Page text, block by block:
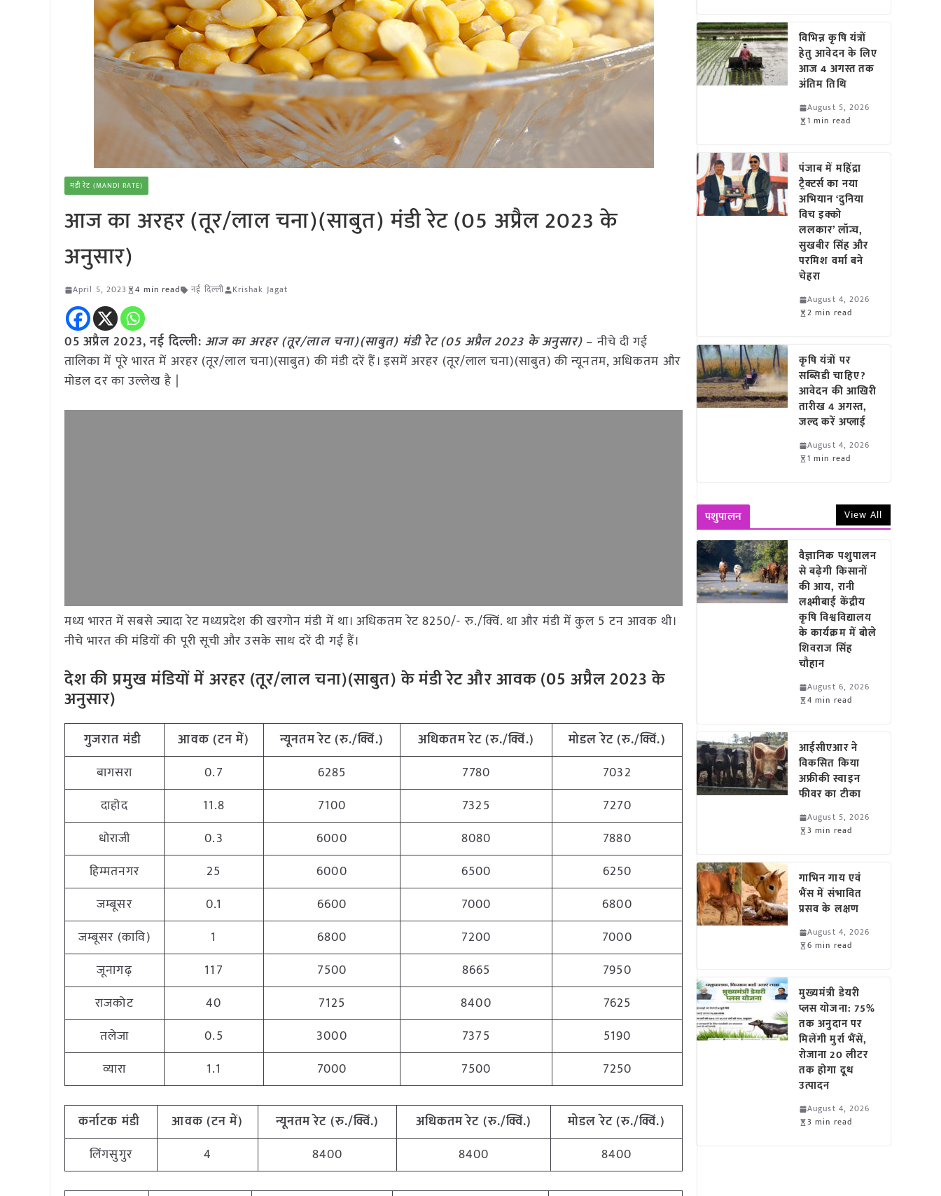
मंडी रेट (MANDI RATE)
आज का अरहर (तूर/लाल चना)(साबुत) मंडी रेट (05 अप्रैल 2023 के
अनुसार)
April 5, 2023 4 min read नई दिल्ली Krishak Jagat
05 अप्रैल 2023, नई दिल्ली: आज का अरहर (तूर/लाल चना)(साबुत) मंडी रेट (05 अप्रैल2023 के अनुसार) – नीचे दी गई
तालिका में पूरे भारत में अरहर (तूर/लाल चना)(साबुत) की मंडी दरें हैं। इसमें अरहर (तूर/लाल चना)(साबुत) की न्यूनतम, अधिकतम और
मोडल दर का उल्लेख है |
मध्य भारत में सबसे ज्यादा रेट मध्यप्रदेश की खरगोन मंडी में था। अधिकतम रेट 8250/- रु./क्विं. था और मंडी में कुल 5 टन आवक थी।
नीचे भारत की मंडियों की पूरी सूची और उसके साथ दरें दी गई हैं।
देश की प्रमुख मंडियों में अरहर (तूर/लाल चना)(साबुत) के मंडी रेट और आवक (05 अप्रैल 2023 के
अनुसार)
गुजरातमंडी आवक (टन में) न्यूनतमरेट (रु./क्विं.) अधिकतमरेट (रु./क्विं.) मोडल रेट(रु./क्विं.)
बागसरा
0.7 6285 7780
7032
दाहोद
11.8 7100 7325
7270
धोराजी
0.3 6000 8080
7880
हिम्मतनगर
25 6000 6500
6250
जम्बूसर
0.1 6600 7000
6800
जम्बूसर (कावि)
1 6800 7200
7000
जूनागढ़
117 7500 8665
7950
राजकोट
40 7125 8400
7625
तलेजा
0.5 3000 7375
5190
व्यारा
1.1 7000 7500 7250
कर्नाटकमंडी आवक (टन में) न्यूनतमरेट (रु./क्विं.) अधिकतमरेट (रु./क्विं.) मोडल रेट(रु./क्विं.)
लिंगसुगुर
4 8400 8400 8400
विभिन्न कृषि यंत्रों
हेतु आवेदन के लिए
आज 4 अगस्त तक
अंतिम तिथि
August 5, 2026
1 min read
पंजाब में महिंद्रा
ट्रैक्टर्स का नया
अभियान ‘दुनिया
विच इक्को
ललकार’ लॉन्च,
सुखबीर सिंह और
परमिश वर्मा बने
चेहरा
August 4, 2026
2 min read
कृषि यंत्रों पर
सब्सिडी चाहिए?
आवेदन की आखिरी
तारीख 4 अगस्त,
जल्द करें अप्लाई
August 4, 2026
1 min read
पशुपालन View All
वैज्ञानिक पशुपालन
से बढ़ेगी किसानों
की आय, रानी
लक्ष्मीबाई केंद्रीय
कृषि विश्वविद्यालय
के कार्यक्रम में बोले
शिवराज सिंह
चौहान
August 6, 2026
4 min read
आईसीएआर ने
विकसित किया
अफ्रीकी स्वाइन
फीवर का टीका
August 5, 2026
3 min read
गाभिन गाय एवं
भैंस में संभावित
प्रसव के लक्षण
August 4, 2026
6 min read
मुख्यमंत्री डेयरी
प्लस योजना: 75%
तक अनुदान पर
मिलेंगी मुर्रा भैंसें,
रोजाना 20 लीटर
तक होगा दूध
उत्पादन
August 4, 2026
3 min read